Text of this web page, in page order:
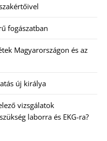
fogászatban
Magyarországon és az
új királya
vizsgálatok
laborra és EKG-ra?